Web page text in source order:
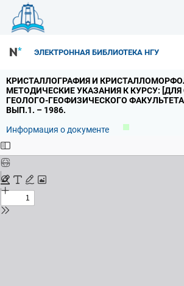
ЭЛЕКТРОННАЯ БИБЛИОТЕКА НГУ
КРИСТАЛЛОГРАФИЯ И
МЕТОДИЧЕСКИЕ УКАЗАНИЯ К КУРСУ: [ДЛЯ
ГЕОЛОГО-ГЕОФИЗИЧЕСКОГО
ВЫП.1. – 1986.
Информация о документе